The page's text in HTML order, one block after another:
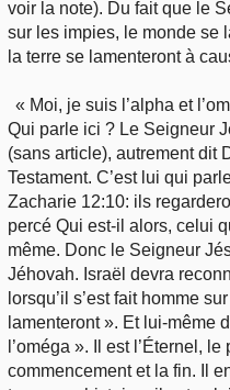
voir la note). Du fait que le
sur les impies, le monde se
la terre se lamenteront à
« Moi, je suis l’alpha et
Qui parle ici ? Le Seigneur
(sans article), autrement dit
Testament. C’est lui qui
Zacharie 12:10: ils
percé Qui est-il alors, celui
même. Donc le Seigneur
Jéhovah. Israël devra
lorsqu’il s’est fait homme
lamenteront ». Et lui-même
l’oméga ». Il est l’Éternel,
commencement et la fin. Il